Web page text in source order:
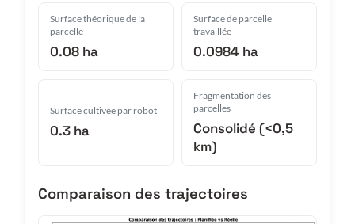
Surface théorique de la
parcelle
0.08 ha
Surface de parcelle
travaillée
0.0984 ha
Surface cultivée par robot
0.3 ha
Fragmentation des
parcelles
Consolidé (<0,5
km)
Comparaison des trajectoires